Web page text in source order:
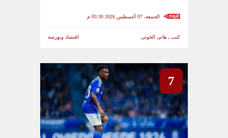
الجمعة، 07 أغسطس 2026 03:30 م
كتب ـ هانى الحوتى اقتصاد وبورصة
7